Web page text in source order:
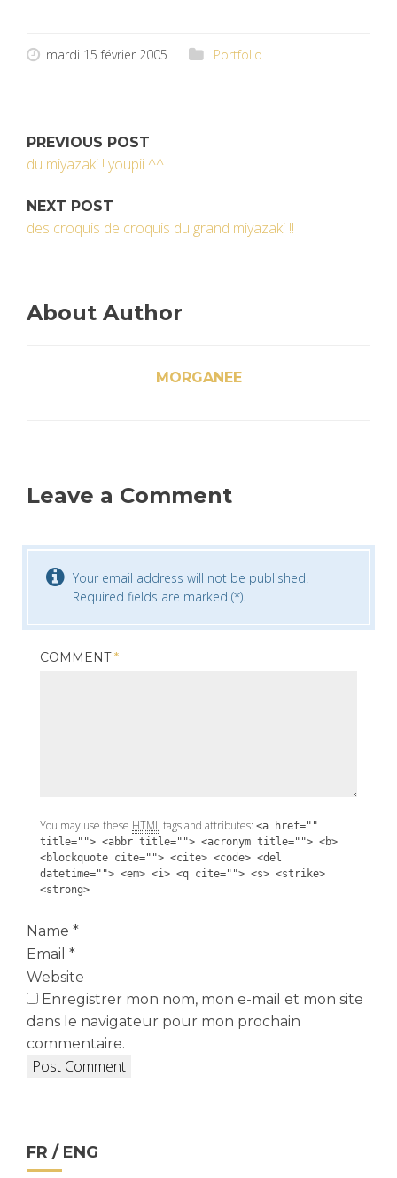
mardi 15 février 2005 Portfolio
PREVIOUS POST
du miyazaki ! youpii ^^
NEXT POST
des croquis de croquis du grand miyazaki !!
About Author
MORGANEE
Leave a Comment
Your email address will not be published.
Required fields are marked (*).
COMMENT*
You may use these HTMLtags and attributes: <a href=""
title=""> <abbr title=""> <acronym title=""> <b>
<blockquote cite=""> <cite> <code> <del
datetime=""> <em> <i> <q cite=""> <s> <strike>
<strong>
Name *
Email *
Website
Enregistrer mon nom, mon e-mail et mon site
dans le navigateur pour mon prochain
commentaire.
FR / ENG